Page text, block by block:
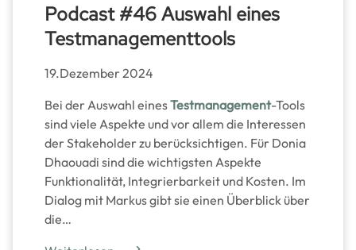
Podcast #46 Auswahl eines
Testmanagementtools
19.Dezember 2024
Bei der Auswahl einesTestmanagement-Tools
sind viele Aspekte und vor allem die Interessen
der Stakeholder zu berücksichtigen. Für Donia
Dhaouadi sind die wichtigsten Aspekte
Funktionalität, Integrierbarkeit und Kosten. Im
Dialog mit Markus gibt sie einen Überblick über
die…